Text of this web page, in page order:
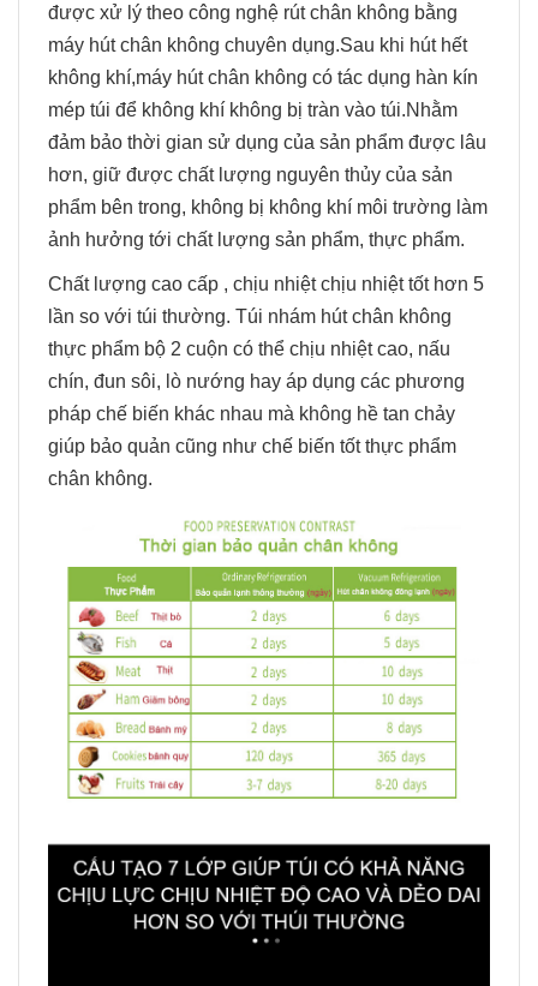
được xử lý theo công nghệ rút chân không bằng
máy hút chân không chuyên dụng.Sau khi hút hết
không khí,máy hút chân không có tác dụng hàn kín
mép túi để không khí không bị tràn vào túi.Nhằm
đảm bảo thời gian sử dụng của sản phẩm được lâu
hơn, giữ được chất lượng nguyên thủy của sản
phẩm bên trong, không bị không khí môi trường làm
ảnh hưởng tới chất lượng sản phẩm, thực phẩm.
Chất lượng cao cấp , chịu nhiệt chịu nhiệt tốt hơn 5
lần so với túi thường. Túi nhám hút chân không
thực phẩm bộ 2 cuộn có thể chịu nhiệt cao, nấu
chín, đun sôi, lò nướng hay áp dụng các phương
pháp chế biến khác nhau mà không hề tan chảy
giúp bảo quản cũng như chế biến tốt thực phẩm
chân không.